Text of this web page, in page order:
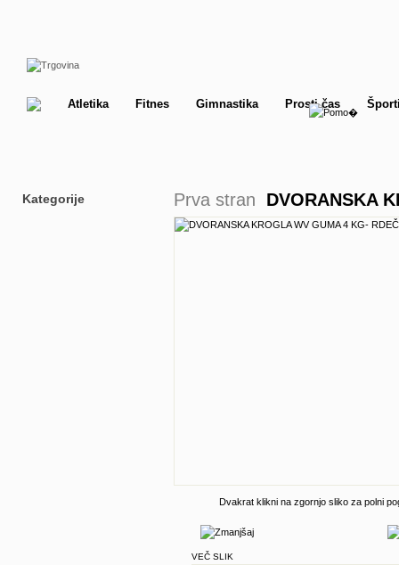
Atletika Fitnes Gimnastika Prosti čas
Kategorije Prva stran DVORANSKA
Dvakrat klikni na zgornjo sliko za polni
VEČ SLIK